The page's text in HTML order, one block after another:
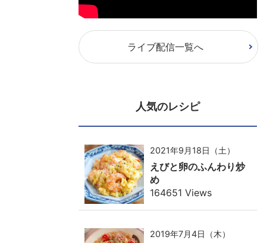
ライブ配信一覧へ
人気のレシピ
2021年9月18日（土）
えびと卵のふんわり炒
め
164651 Views
2019年7月4日（木）